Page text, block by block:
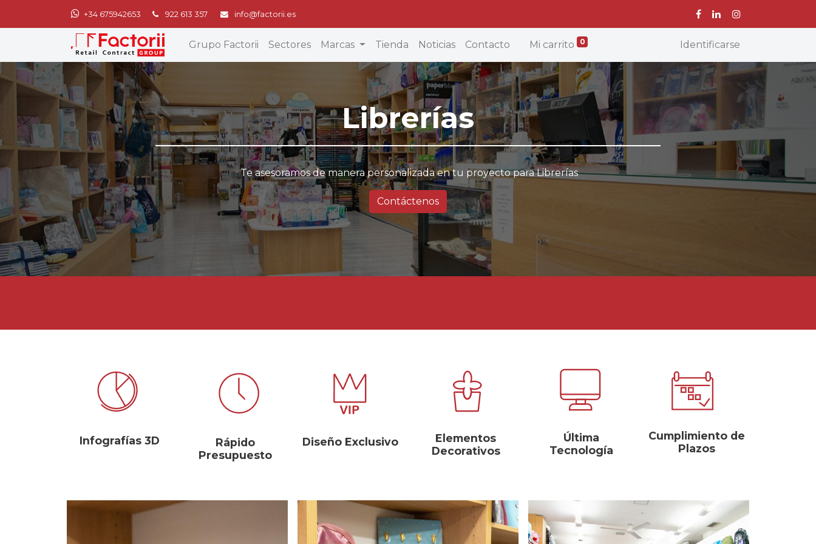
+34 675942653 922 613 357 info@factorii.es
Grupo Factorii Sectores Marcas Tienda Noticias Contacto Mi carrito 0 Identificarse
Librerías
Te asesoramos de manera personalizada en tu proyecto para Librerías
Contáctenos
Infografías 3D
Rápido
Presupuesto
Diseño Exclusivo
Elementos
Decorativos
Última
Tecnología
Cumplimiento de
Plazos